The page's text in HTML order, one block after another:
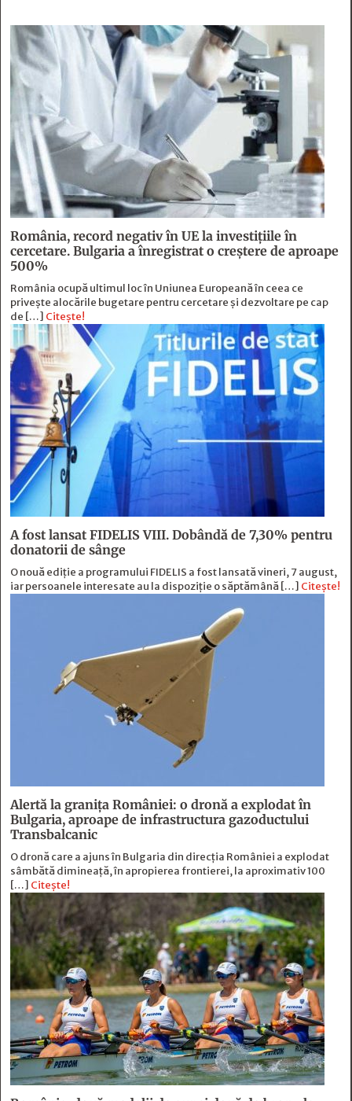
România, record negativ în UE la investițiile în
cercetare. Bulgaria a înregistrat o creștere de aproape
500%
România ocupă ultimul loc în Uniunea Europeană în ceea ce
privește alocările bugetare pentru cercetare și dezvoltare pe cap
de […] Citește!
A fost lansat FIDELIS VIII. Dobândă de 7,30% pentru
donatorii de sânge
O nouă ediție a programului FIDELIS a fost lansată vineri, 7 august,
iar persoanele interesate au la dispoziție o săptămână […] Citește!
Alertă la granița României: o dronă a explodat în
Bulgaria, aproape de infrastructura gazoductului
Transbalcanic
O dronă care a ajuns în Bulgaria din direcția României a explodat
sâmbătă dimineață, în apropierea frontierei, la aproximativ 100
[…] Citește!